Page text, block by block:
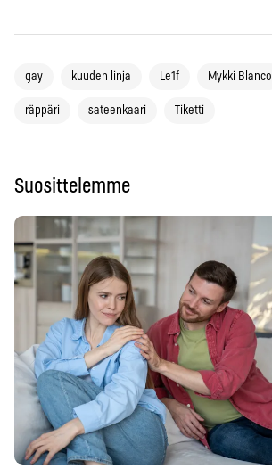
gay kuuden linja Le1f Mykki Blanco
räppäri sateenkaari Tiketti
Suosittelemme